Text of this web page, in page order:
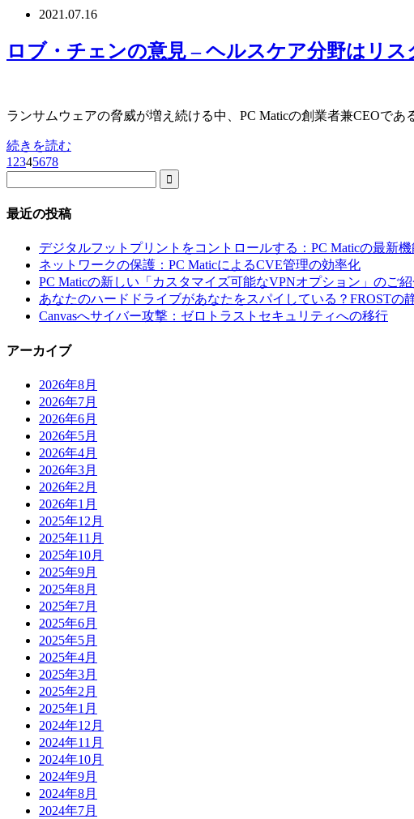
2021.07.16
ロブ・チェンの意見 – ヘルスケア分野はリ
ランサムウェアの脅威が増え続ける中、PC Maticの創業者兼CEOで
続きを読む
1 2345678

最近の投稿
デジタルフットプリントをコントロールする：PC Maticの最新
ネットワークの保護：PC MaticによるCVE管理の効率化
PC Maticの新しい「カスタマイズ可能なVPNオプション」のご紹
あなたのハードドライブがあなたをスパイしている？FROSTの
Canvasへサイバー攻撃：ゼロトラストセキュリティへの移行
アーカイブ
2026年8月
2026年7月
2026年6月
2026年5月
2026年4月
2026年3月
2026年2月
2026年1月
2025年12月
2025年11月
2025年10月
2025年9月
2025年8月
2025年7月
2025年6月
2025年5月
2025年4月
2025年3月
2025年2月
2025年1月
2024年12月
2024年11月
2024年10月
2024年9月
2024年8月
2024年7月